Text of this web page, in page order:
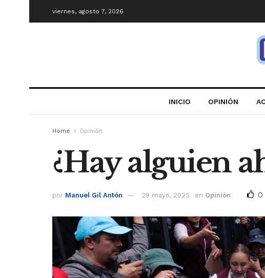
viernes, agosto 7, 2026
INICIO OPINIÓN
Home Opinión
¿Hay alguien
por Manuel Gil Antón 29 mayo, 2025 en Opinión 0